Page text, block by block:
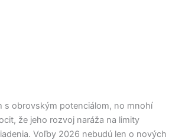
s obrovským potenciálom, no mnohí
že jeho rozvoj naráža na limity
Voľby 2026 nebudú len o nových